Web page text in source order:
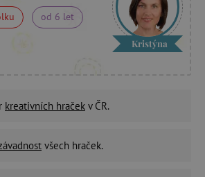
od 6 let
Kristýna
kreativních hraček v ČR.
všech hraček.